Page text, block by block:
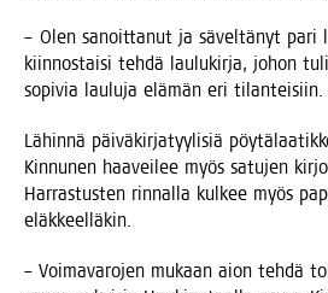
– Olen sanoit­ta­nut ja sävel­tä­nyt pari
kiin­nos­tai­si teh­dä lau­lu­kir­ja, johon
sopi­via lau­lu­ja elä­män eri tilanteisiin.
Lähin­nä päi­vä­kir­ja­tyy­li­siä
Kin­nu­nen haa­vei­lee myös satu­jen
Har­ras­tus­ten rin­nal­la kul­kee myös
eläkkeelläkin.
– Voi­ma­va­ro­jen mukaan aion teh­dä